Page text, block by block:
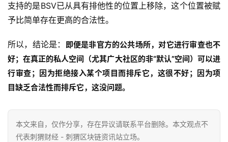
支持的是BSV已从具有排他性的位置上移除，这个位置被赋
予比简单存在更高的合法性。
所以，结论是： 即便是非官方的公共场所，对它进行审查也不
好；在真正的私人空间（尤其广大社区的非“默认”空间）可以进
行审查；因为拒绝接入某个项目而排斥它，这很不好；因为项
目缺乏合法性而排斥它，这没问题。
本文来自 ，仅作分享，存在异议请联系平台删除。本文观点不
代表刺猬财经 - 刺猬区块链资讯站立场。